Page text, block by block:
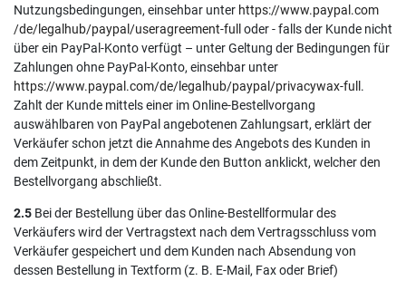
Nutzungsbedingungen, einsehbar unter https://www.paypal.com
/de/legalhub/paypal /useragreement-full
oder - falls der Kunde nicht
über ein PayPal-Konto verfügt – unter Geltung der Bedingungen für
Zahlungen ohne PayPal-Konto, einsehbar unter
https://www.paypal.com/de/legalhub/paypal /privacywax-full .
Zahlt der Kunde mittels einer im Online-Bestellvorgang
auswählbaren von PayPal angebotenen Zahlungsart, erklärt der
Verkäufer schon jetzt die Annahme des Angebots des Kunden in
dem Zeitpunkt, in dem der Kunde den Button anklickt, welcher den
Bestellvorgang abschließt.
2.5 Bei der Bestellung über das Online-Bestellformular des
Verkäufers wird der Vertragstext nach dem Vertragsschluss vom
Verkäufer gespeichert und dem Kunden nach Absendung von
dessen Bestellung in Textform (z. B. E-Mail, Fax oder Brief)